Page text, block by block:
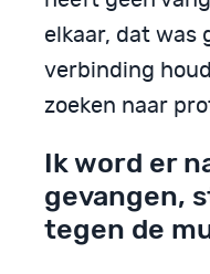
elkaar, dat was
verbinding
zoeken naar
Ik word er
gevangen,
tegen de